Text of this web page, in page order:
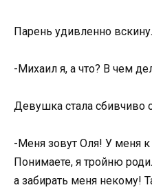
Парень удивленно
-Михаил я, а что? В чем
Девушка стала сбивчиво
-Меня зовут Оля! У меня
Понимаете, я тройню
а забирать меня некому!